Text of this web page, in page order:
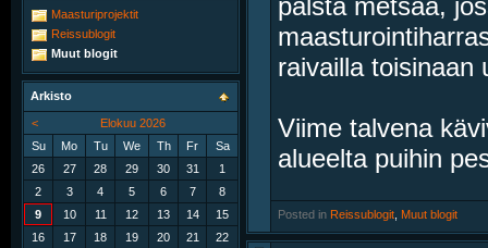
raivailla toisinaan
Viime talvena
alueelta puihin
Posted in Reissublogit Muut blogit
Maasturiprojektit
Reissublogit
Muut blogit
Arkisto
<
Elokuu 2026
Su
Mo Tu We Th Fr
Sa
26
27 28 29 30 31
1
2
3 4 5 6 7
8
9
10 11 12 13 14
15
16
17 18 19 20 21
22